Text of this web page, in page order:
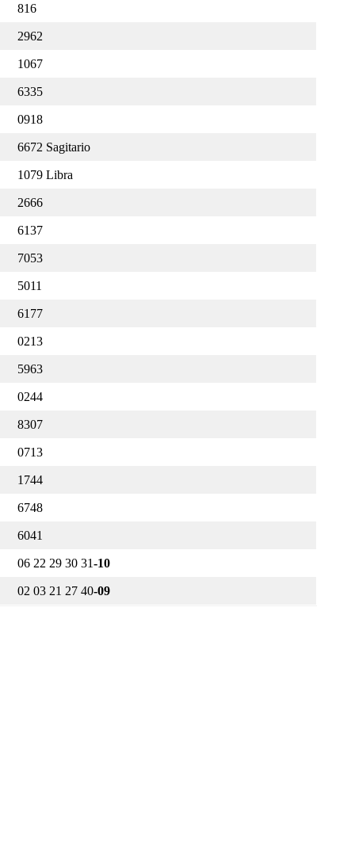
816
2962
1067
6335
0918
6672 Sagitario
1079 Libra
2666
6137
7053
5011
6177
0213
5963
0244
8307
0713
1744
6748
6041
06 22 29 30 31-10
02 03 21 27 40-09